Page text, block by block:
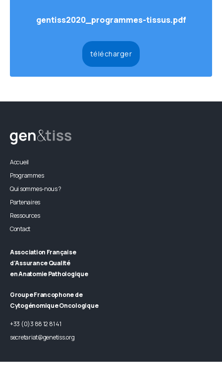
gentiss2020_programmes-tissus.pdf
télécharger
Accueil
Programmes
Qui sommes-nous ?
Partenaires
Ressources
Contact
Association Française
d'Assurance Qualité
en Anatomie Pathologique
Groupe Francophone de
Cytogénomique Oncologique
+33 (0)3 88 12 81 41
secretariat@genetiss.org